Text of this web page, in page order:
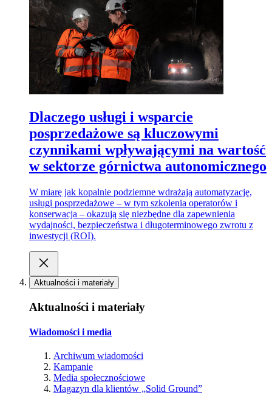
Dlaczego usługi i wsparcie
posprzedażowe są kluczowymi
czynnikami wpływającymi na wartość
w sektorze górnictwa autonomicznego
W miarę jak kopalnie podziemne wdrażają automatyzację,
usługi posprzedażowe – w tym szkolenia operatorów i
konserwacja – okazują się niezbędne dla zapewnienia
wydajności, bezpieczeństwa i długoterminowego zwrotu z
inwestycji (ROI).
Aktualności i materiały
Aktualności i materiały
Wiadomości i media
Archiwum wiadomości
Kampanie
Media społecznościowe
Magazyn dla klientów „Solid Ground”